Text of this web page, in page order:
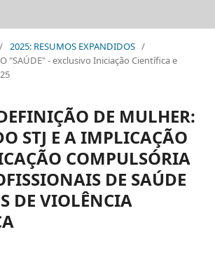
/ 2025: RESUMOS EXPANDIDOS /
"SAÚDE" - exclusivo Iniciação Científica e
DE MULHER:
STJ E A IMPLICAÇÃO
COMPULSÓRIA
DE SAÚDE
DE VIOLÊNCIA